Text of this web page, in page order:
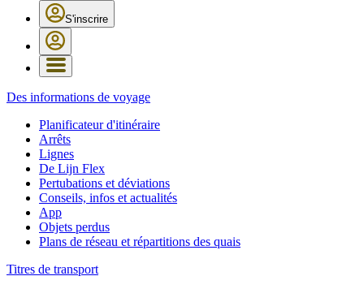
S'inscrire
Des informations de voyage
Planificateur d'itinéraire
Arrêts
Lignes
De Lijn Flex
Pertubations et déviations
Conseils, infos et actualités
App
Objets perdus
Plans de réseau et répartitions des quais
Titres de transport